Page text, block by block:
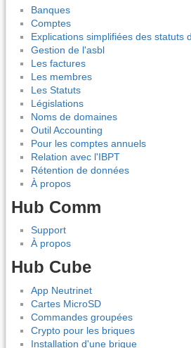
Banques
Comptes
Explications simplifiées des statuts
Gestion de l'asbl
Les factures
Les membres
Les Statuts
Législations
Noms de domaines
Outil Accounting
Pour les comptes annuels
Relation avec l'IBPT
Rétention de données
À propos
Hub Comm
Support
À propos
Hub Cube
App Neutrinet
Cartes MicroSD
Commandes groupées
Crypto pour les briques
Installation d'une brique